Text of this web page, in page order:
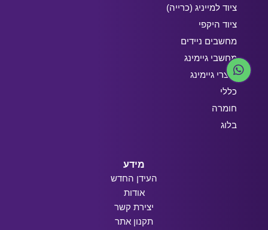
ציוד למייניג (כרייה)
ציוד היקפי
מחשבים ניידים
מחשבי גיימינג
מוצרי גיימינג
כללי
חומרה
בלוג
מידע
העידן החדש
אודות
יצירת קשר
תקנון אתר